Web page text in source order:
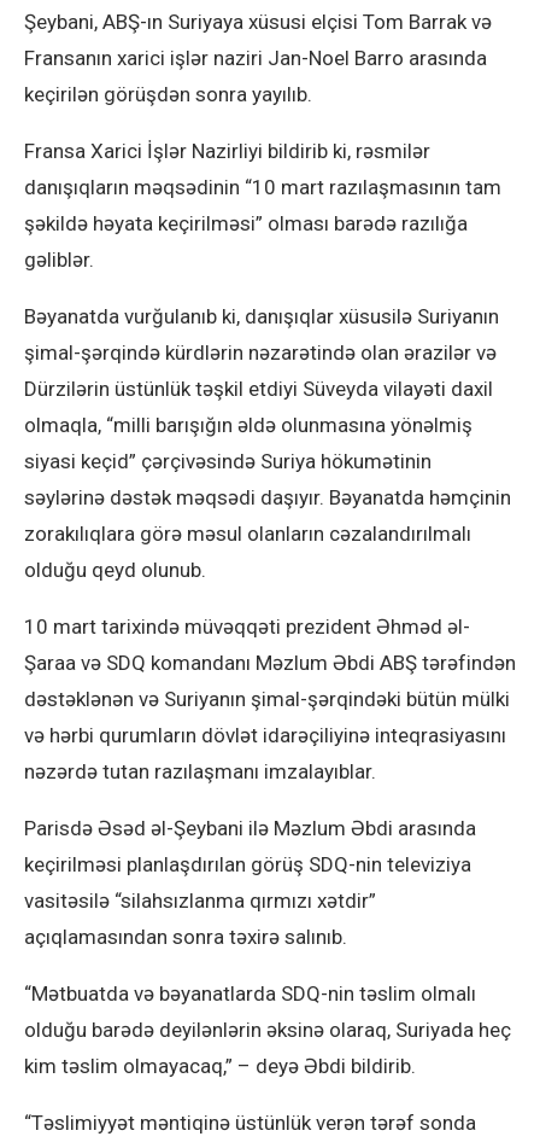
Şeybani, ABŞ-ın Suriyaya xüsusi elçisi Tom Barrak və
Fransanın xarici işlər naziri Jan-Noel Barro arasında
keçirilən görüşdən sonra yayılıb.
Fransa Xarici İşlər Nazirliyi bildirib ki, rəsmilər
danışıqların məqsədinin “10 mart razılaşmasının tam
şəkildə həyata keçirilməsi” olması barədə razılığa
gəliblər.
Bəyanatda vurğulanıb ki, danışıqlar xüsusilə Suriyanın
şimal-şərqində kürdlərin nəzarətində olan ərazilər və
Dürzilərin üstünlük təşkil etdiyi Süveyda vilayəti daxil
olmaqla, “milli barışığın əldə olunmasına yönəlmiş
siyasi keçid” çərçivəsində Suriya hökumətinin
səylərinə dəstək məqsədi daşıyır. Bəyanatda həmçinin
zorakılıqlara görə məsul olanların cəzalandırılmalı
olduğu qeyd olunub.
10 mart tarixində müvəqqəti prezident Əhməd əl-
Şaraa və SDQ komandanı Məzlum Əbdi ABŞ tərəfindən
dəstəklənən və Suriyanın şimal-şərqindəki bütün mülki
və hərbi qurumların dövlət idarəçiliyinə inteqrasiyasını
nəzərdə tutan razılaşmanı imzalayıblar.
Parisdə Əsəd əl-Şeybani ilə Məzlum Əbdi arasında
keçirilməsi planlaşdırılan görüş SDQ-nin televiziya
vasitəsilə “silahsızlanma qırmızı xətdir”
açıqlamasından sonra təxirə salınıb.
“Mətbuatda və bəyanatlarda SDQ-nin təslim olmalı
olduğu barədə deyilənlərin əksinə olaraq, Suriyada heç
kim təslim olmayacaq,” – deyə Əbdi bildirib.
“Təslimiyyət məntiqinə üstünlük verən tərəf sonda